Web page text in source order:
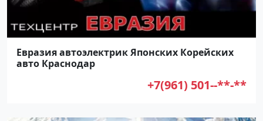
Евразия автоэлектрик Японских Корейских
авто Краснодар
+7(961) 501--**-**